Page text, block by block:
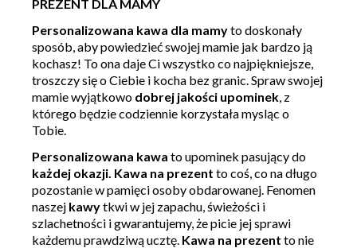
PREZENT DLA MAMY
Personalizowana kawa dla mamyto doskonały
sposób, aby powiedzieć swojej mamie jak bardzo ją
kochasz! To ona daje Ci wszystko co najpiękniejsze,
troszczy się o Ciebie i kocha bez granic. Spraw swojej
mamie wyjątkowo dobrej jakości upominek, z
którego będzie codziennie korzystała mysląc o
Tobie.
Personalizowana kawa to upominek pasujący do
każdej okazji. Kawa na prezent to coś, co na długo
pozostanie w pamięci osoby obdarowanej. Fenomen
naszej kawytkwi w jej zapachu, świeżości i
szlachetności i gwarantujemy, że picie jej sprawi
każdemu prawdziwą ucztę. Kawa na prezent to nie